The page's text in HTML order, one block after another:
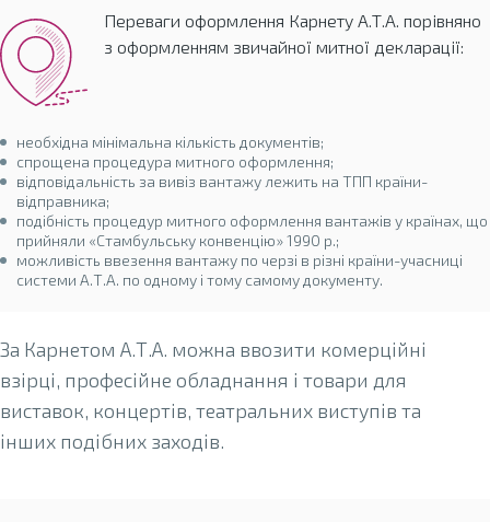
Переваги оформлення Карнету А.Т.А. порівняно
з оформленням звичайної митної декларації:
необхідна мінімальна кількість документів;
спрощена процедура митного оформлення;
відповідальність за вивіз вантажу лежить на ТПП країни-
відправника;
подібність процедур митного оформлення вантажів у країнах, що
прийняли «Стамбульську конвенцію» 1990 р.;
можливість ввезення вантажу по черзі в різні країни-учасниці
системи А.Т.А. по одному і тому самому документу.
За Карнетом А.Т.А. можна ввозити комерційні
взірці, професійне обладнання і товари для
виставок, концертів, театральних виступів та
інших подібних заходів.